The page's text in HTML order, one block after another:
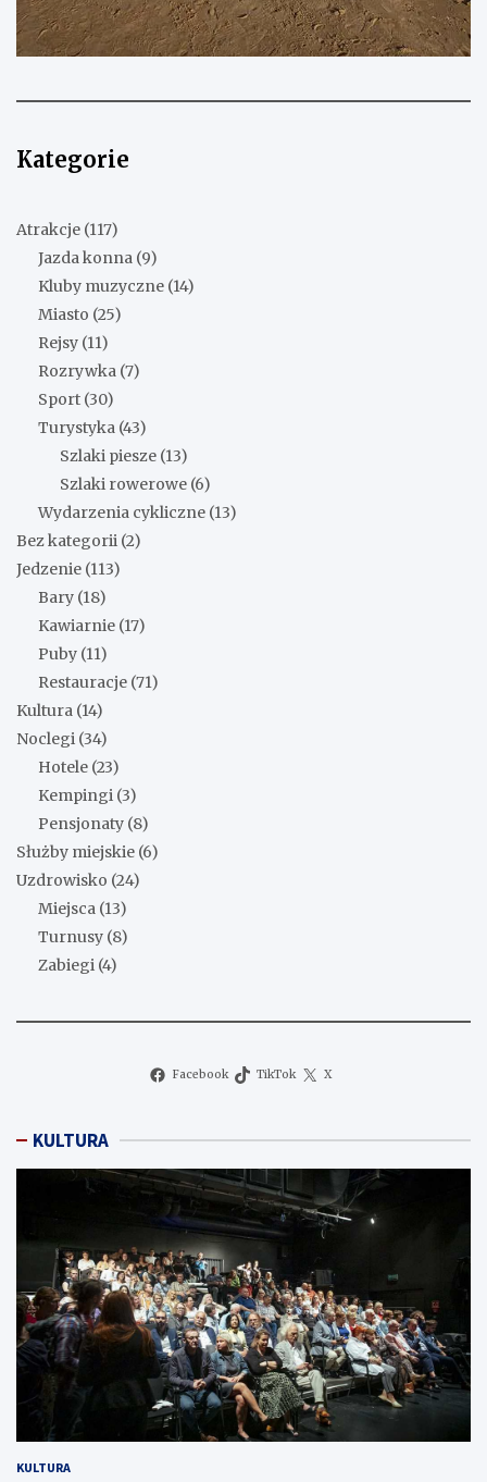
Kategorie
Atrakcje (117)
Jazda konna (9)
Kluby muzyczne (14)
Miasto (25)
Rejsy (11)
Rozrywka (7)
Sport (30)
Turystyka (43)
Szlaki piesze (13)
Szlaki rowerowe (6)
Wydarzenia cykliczne (13)
Bez kategorii (2)
Jedzenie (113)
Bary (18)
Kawiarnie (17)
Puby (11)
Restauracje (71)
Kultura (14)
Noclegi (34)
Hotele (23)
Kempingi (3)
Pensjonaty (8)
Służby miejskie (6)
Uzdrowisko (24)
Miejsca (13)
Turnusy (8)
Zabiegi (4)
Facebook TikTok X
KULTURA
KULTURA